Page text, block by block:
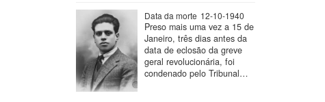
Data da morte 12-10-1940
Preso mais uma vez a 15 de
Janeiro, três dias antes da
data de eclosão da greve
geral revolucionária, foi
condenado pelo Tribunal…